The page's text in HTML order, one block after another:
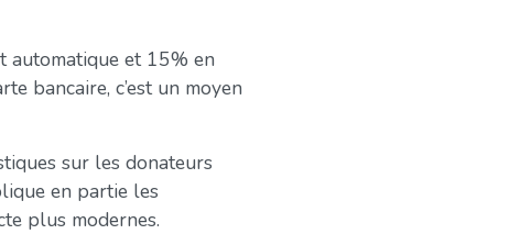
automatique et 15% en
bancaire, c’est un moyen
sur les donateurs
en partie les
plus modernes.